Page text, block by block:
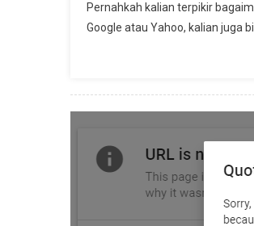
Pernahkah kalian terpikir
Google atau Yahoo, kalian juga